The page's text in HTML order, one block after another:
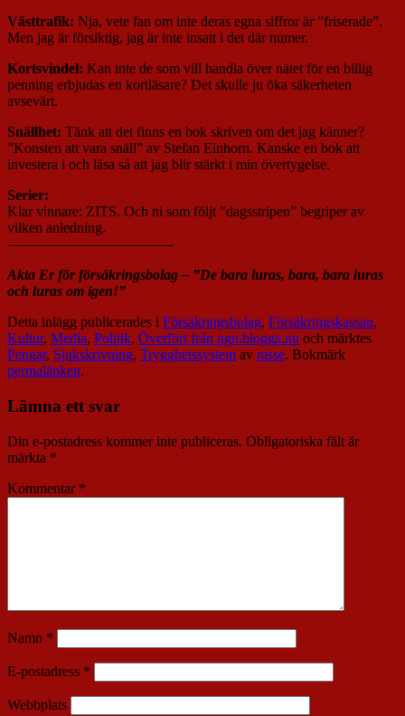
Västtrafik: Nja, vete fan om inte deras egna siffror är ”friserade”.
Men jag är försiktig, jag är inte insatt i det där numer.
Kortsvindel: Kan inte de som vill handla över nätet för en billig
penning erbjudas en kortläsare? Det skulle ju öka säkerheten
avsevärt.
Snällhet: Tänk att det finns en bok skriven om det jag känner?
”Konsten att vara snäll” av Stefan Einhorn. Kanske en bok att
investera i och läsa så att jag blir stärkt i min övertygelse.
Serier:
Klar vinnare: ZITS. Och ni som följt ”dagsstripen” begriper av
vilken anledning.
———————————–
Akta Er för försäkringsbolag – ”De bara luras, bara, bara luras
och luras om igen!”
Detta inlägg publicerades i Försäkringsbolag, Försäkringskassan,
Kultur, Media, Politik, Överfört från ngn.blogga.nu och märktes
Pengar, Sjukskrivning, Trygghetssystem av nisse. Bokmärk
permalänken.
Lämna ett svar
Din e-postadress kommer inte publiceras. Obligatoriska fält är
märkta *
Kommentar *
Namn *
E-postadress *
Webbplats